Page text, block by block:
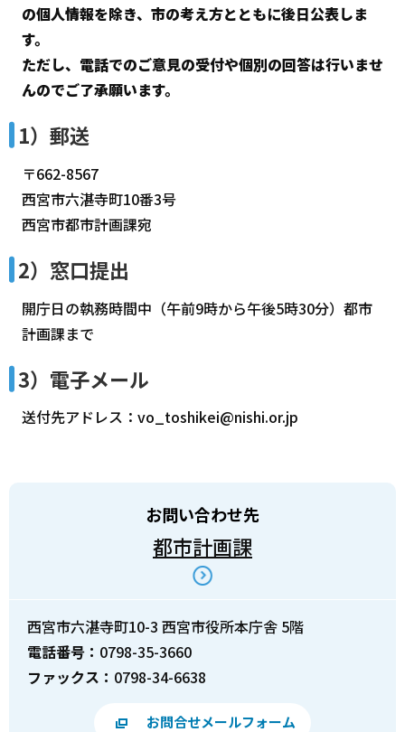
の個人情報を除き、市の考え方とともに後日公表しま
す。
ただし、電話でのご意見の受付や個別の回答は行いませ
んのでご了承願います。
1）郵送
〒662-8567
西宮市六湛寺町10番3号
西宮市都市計画課宛
2）窓口提出
開庁日の執務時間中（午前9時から午後5時30分）都市
計画課まで
3）電子メール
送付先アドレス：vo_toshikei@nishi.or.jp
お問い合わせ先
都市計画課
西宮市六湛寺町10-3 西宮市役所本庁舎 5階
電話番号： 0798-35-3660
ファックス： 0798-34-6638
お問合せメールフォーム